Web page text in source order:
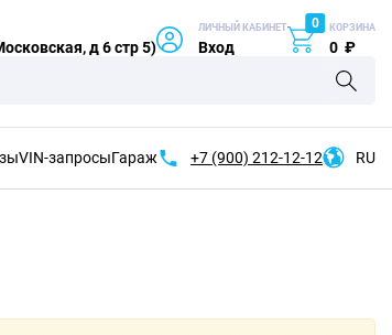
д 6 стр 5)
ЛИЧНЫЙ КАБИНЕТ
Вход
0 КОРЗИНА
0 ₽
VIN-запросыГараж +7 (900) 212-12-12 RU